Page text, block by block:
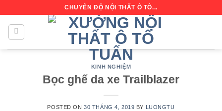
content
CHUYÊN ĐỘ NỘI THẤT Ô TÔ...
KINH NGHIỆM
Bọc ghế da xe Trailblazer
POSTED ON30 THÁNG 4, 2019 BY LUONGTU